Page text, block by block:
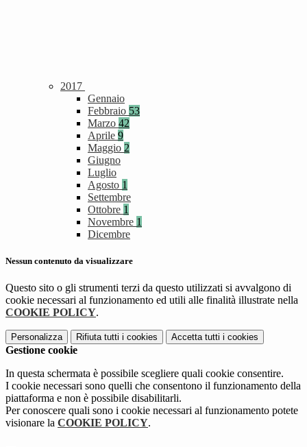
2017
Gennaio
Febbraio 53
Marzo 42
Aprile 9
Maggio 2
Giugno
Luglio
Agosto 1
Settembre
Ottobre 1
Novembre 1
Dicembre
Nessun contenuto da visualizzare
Questo sito o gli strumenti terzi da questo utilizzati si avvalgono di
cookie necessari al funzionamento ed utili alle finalità illustrate nella
COOKIE POLICY.
Personalizza Rifiuta tutti i cookies Accetta tutti i cookies
Gestione cookie
In questa schermata è possibile scegliere quali cookie consentire.
I cookie necessari sono quelli che consentono il funzionamento della
piattaforma e non è possibile disabilitarli.
Per conoscere quali sono i cookie necessari al funzionamento potete
visionare la COOKIE POLICY.